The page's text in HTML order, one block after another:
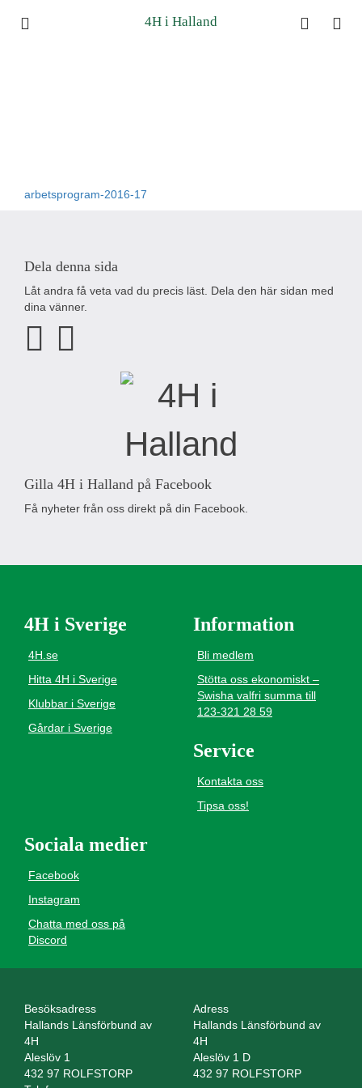
4H i Halland
arbetsprogram-2016-17
Dela denna sida
Låt andra få veta vad du precis läst. Dela den här sidan med
dina vänner.
Gilla 4H i Halland på Facebook
Få nyheter från oss direkt på din Facebook.
4H i Sverige
4H.se
Hitta 4H i Sverige
Klubbar i Sverige
Gårdar i Sverige
Information
Bli medlem
Stötta oss ekonomiskt –
Swisha valfri summa till
123-321 28 59
Service
Kontakta oss
Tipsa oss!
Sociala medier
Facebook
Instagram
Chatta med oss på
Discord
Besöksadress
Hallands Länsförbund av
4H
Aleslöv 1
432 97 ROLFSTORP
Adress
Hallands Länsförbund av
4H
Aleslöv 1 D
432 97 ROLFSTORP